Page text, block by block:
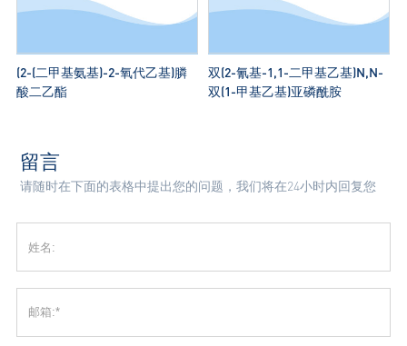
(2-(二甲基氨基)-2-氧代乙基)膦
酸二乙酯
双(2-氰基-1,1-二甲基乙基)N,N-
双(1-甲基乙基)亚磷酰胺
留言
请随时在下面的表格中提出您的问题，我们将在24小时内回复您